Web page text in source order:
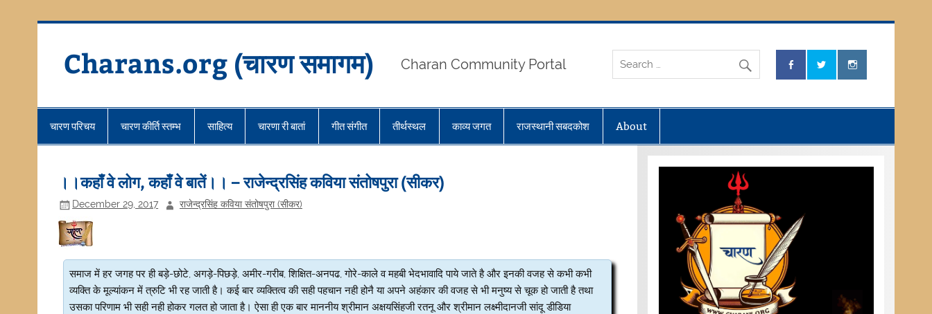
Charans.org (चारण समागम) Charan Community Portal
चारण परिचय चारण कीर्ति स्तम्भ साहित्य चारणा री बातां गीत संगीत तीर्थस्थल काव्य जगत राजस्थानी सबदकोश About
।।कहाँ वे लोग, कहाँ वे बातें।। – राजेन्द्रसिंह कविया संतोषपुरा (सीकर)
December 29, 2017 राजेन्द्रसिंह कविया संतोषपुरा (सीकर)
समाज में हर जगह पर ही बड़े-छोटे, अगड़े-पिछड़े, अमीर-गरीब, शिक्षित-अनपढ, गोरे-काले व महबी भेदभावादि पाये जाते है और इनकी वजह से कभी कभी
व्यक्ति के मूल्यांकन में त्रुटि भी रह जाती है। कई बार व्यक्तित्व की सही पहचान नही होनै या अपने अहंकार की वजह से भी मनुष्य से चूक हो जाती है तथा
उसका परिणाम भी सही नही होकर गलत हो जाता है। ऐसा ही एक बार माननीय श्रीमान अक्षयसिंहजी रतनू और श्रीमान लक्ष्मीदानजी सांदू डीडिया